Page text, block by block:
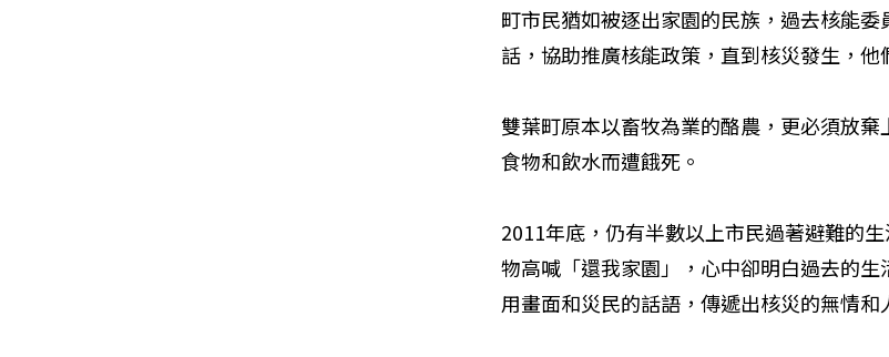
町市民猶如被逐出家園的民族，過去核能
話，協助推廣核能政策，直到核災發生，他
雙葉町原本以畜牧為業的酪農，更必須放
食物和飲水而遭餓死。
2011年底，仍有半數以上市民過著避難的
物高喊「還我家園」，心中卻明白過去的
用畫面和災民的話語，傳遞出核災的無情和